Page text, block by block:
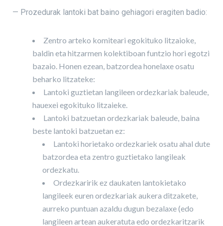
— Prozedurak lantoki bat baino gehiagori eragiten badio:
Zentro arteko komiteari egokituko litzaioke,
baldin eta hitzarmen kolektiboan funtzio hori egotzi
bazaio. Honen ezean, batzordea honelaxe osatu
beharko litzateke:
Lantoki guztietan langileen ordezkariak baleude,
hauexei egokituko litzaieke.
Lantoki batzuetan ordezkariak baleude, baina
beste lantoki batzuetan ez:
Lantoki horietako ordezkariek osatu ahal dute
batzordea eta zentro guztietako langileak
ordezkatu.
Ordezkaririk ez daukaten lantokietako
langileek euren ordezkariak aukera ditzakete,
aurreko puntuan azaldu dugun bezalaxe (edo
langileen artean aukeratuta edo ordezkaritzarik